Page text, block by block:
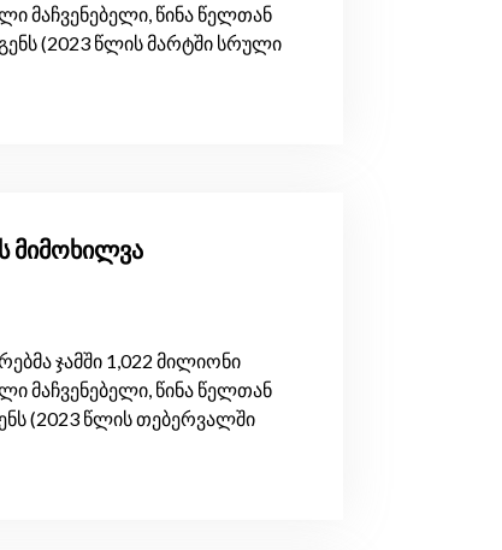
მაჩვენებელი, წინა წელთან
(2023 წლის მარტში სრული
მიმოხილვა
ჯამში 1,022 მილიონი
მაჩვენებელი, წინა წელთან
(2023 წლის თებერვალში